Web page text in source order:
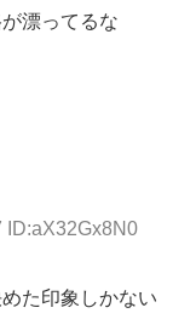
漂ってるな
ID:aX32Gx8N0
た印象しかない